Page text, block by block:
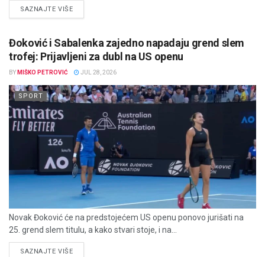
SAZNAJTE VIŠEDETAILS
Đoković i Sabalenka zajedno napadaju grend slem
trofej: Prijavljeni za dubl na US openu
BY MIŠKO PETROVIĆ JUL 28, 2026
SPORT
Novak Đoković će na predstojećem US openu ponovo jurišati na
25. grend slem titulu, a kako stvari stoje, i na...
SAZNAJTE VIŠEDETAILS